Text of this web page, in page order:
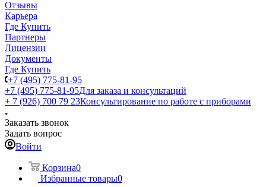
Отзывы
Карьера
Где Купить
Партнеры
Лицензии
Документы
Где Купить
+7 (495) 775-81-95
+7 (495) 775-81-95Для заказа и консультаций
+ 7 (926) 700 79 23Консультирование по работе с приборами
Заказать звонок
Задать вопрос
Войти
Корзина0
Избранные товары0